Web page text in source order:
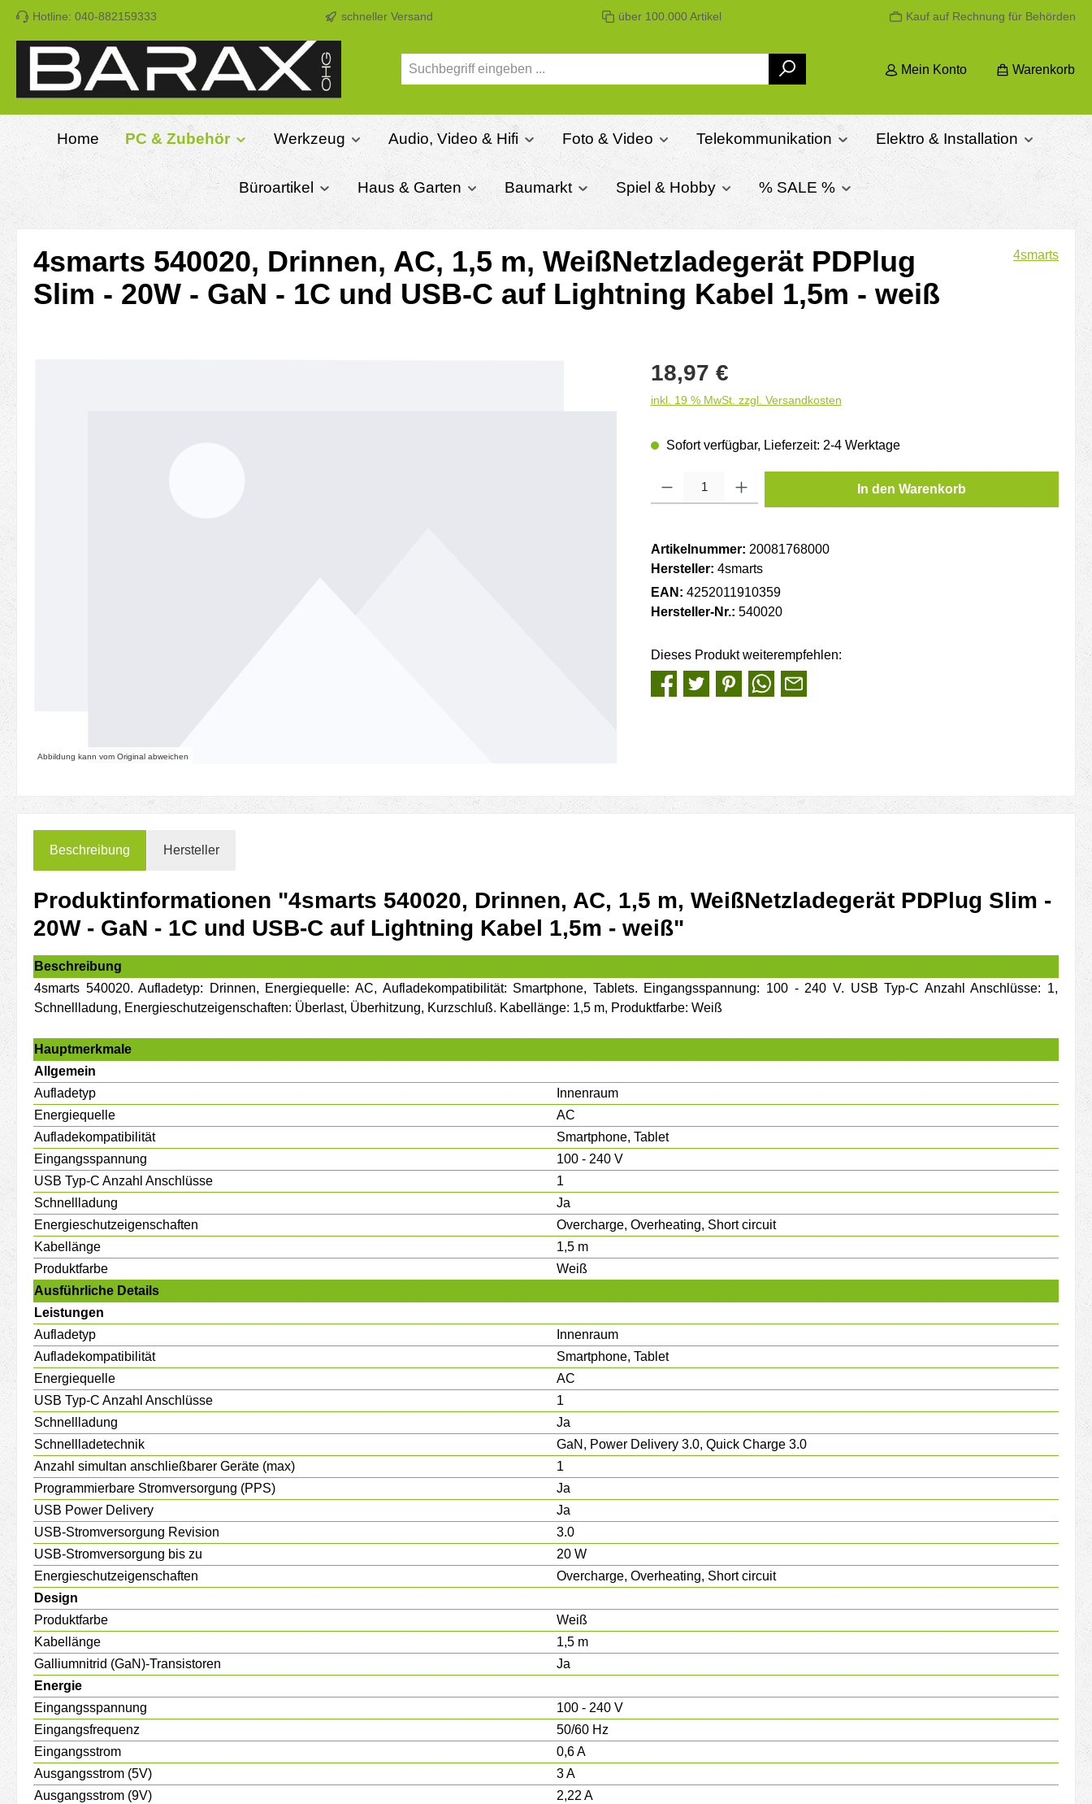
Hauptinhalt springen
Zur Suche springen
Zur Hauptnavigation springen
Hotline: 040-882159333 schneller Versand über 100.000 Artikel Kauf auf Rechnung für Behörden
Mein Konto Warenkorb
Home PC & Zubehör Werkzeug Audio, Video & Hifi Foto & Video Telekommunikation Elektro & Installation
Büroartikel Haus & Garten Baumarkt Spiel & Hobby % SALE %
4smarts 540020, Drinnen, AC, 1,5 m, WeißNetzladegerät PDPlug
Slim - 20W - GaN - 1C und USB-C auf Lightning Kabel 1,5m - weiß
4smarts
Abbildung kann vom Original abweichen
Regulärer Preis:
18,97 €
inkl. 19 % MwSt. zzgl. Versandkosten
Sofort verfügbar, Lieferzeit: 2-4 Werktage
Produkt Anzahl: Gib den gewünschten Wert ein oder benutze die Schaltflächen um
In den Warenkorb
Artikelnummer: 20081768000
Hersteller: 4smarts
EAN: 4252011910359
Hersteller-Nr.: 540020
Dieses Produkt weiterempfehlen:
Beschreibung Hersteller
Produktinformationen "4smarts 540020, Drinnen, AC, 1,5 m, WeißNetzladegerät PDPlug Slim -
20W - GaN - 1C und USB-C auf Lightning Kabel 1,5m - weiß"
Beschreibung
4smarts 540020. Aufladetyp: Drinnen, Energiequelle: AC, Aufladekompatibilität: Smartphone, Tablets. Eingangsspannung: 100 - 240 V. USB Typ-C Anzahl Anschlüsse: 1,
Schnellladung, Energieschutzeigenschaften: Überlast, Überhitzung, Kurzschluß. Kabellänge: 1,5 m, Produktfarbe: Weiß
Hauptmerkmale
Allgemein
Aufladetyp
Innenraum
Energiequelle
AC
Aufladekompatibilität
Smartphone, Tablet
Eingangsspannung
100 - 240 V
USB Typ-C Anzahl Anschlüsse
1
Schnellladung
Ja
Energieschutzeigenschaften
Overcharge, Overheating, Short circuit
Kabellänge
1,5 m
Produktfarbe
Weiß
Ausführliche Details
Leistungen
Aufladetyp
Innenraum
Aufladekompatibilität
Smartphone, Tablet
Energiequelle
AC
USB Typ-C Anzahl Anschlüsse
1
Schnellladung
Ja
Schnellladetechnik
GaN, Power Delivery 3.0, Quick Charge 3.0
Anzahl simultan anschließbarer Geräte (max)
1
Programmierbare Stromversorgung (PPS)
Ja
USB Power Delivery
Ja
USB-Stromversorgung Revision
3.0
USB-Stromversorgung bis zu
20 W
Energieschutzeigenschaften
Overcharge, Overheating, Short circuit
Design
Produktfarbe
Weiß
Kabellänge
1,5 m
Galliumnitrid (GaN)-Transistoren
Ja
Energie
Eingangsspannung
100 - 240 V
Eingangsfrequenz
50/60 Hz
Eingangsstrom
0,6 A
Ausgangsstrom (5V)
3 A
Ausgangsstrom (9V)
2,22 A